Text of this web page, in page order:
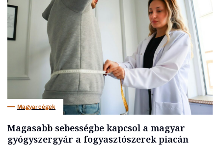
Magyar cégek
Magasabb sebességbe kapcsol a magyar
gyógyszergyár a fogyasztószerek piacán